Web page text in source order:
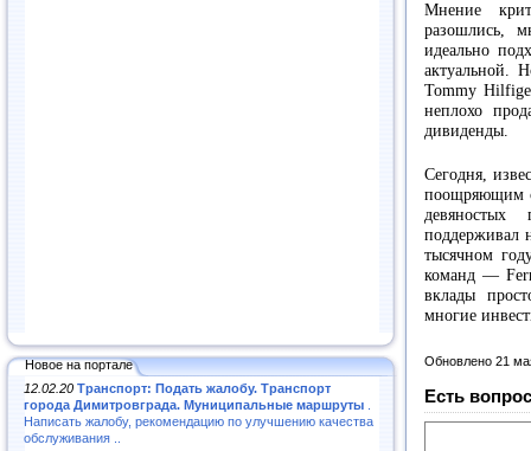
Новое на портале
12.02.20 Транспорт: Подать жалобу. Транспорт
города Димитровграда. Муниципальные маршруты
Написать жалобу, рекомендацию по улучшению качества
обслуживания ..
Мнение
разошлись,
идеально
актуальной.
Tommy
неплохо
дивиденды.
Сегодня,
поощряющим
поддерживал
тысячном
команд —
вклады
многие
Обновлено 21
Есть